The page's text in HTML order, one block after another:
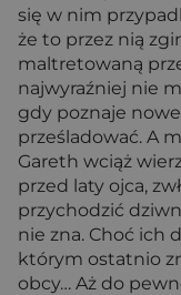
się w nim
że to przez nią
maltretowaną
najwyraźniej nie
gdy poznaje
prześladować. A
Gareth wciąż
przed laty ojca,
przychodzić
nie zna. Choć ich
którym ostatnio
obcy… Aż do